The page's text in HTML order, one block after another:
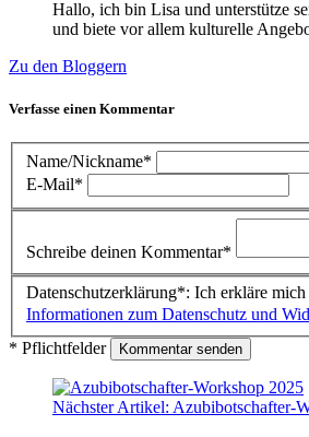
Hallo, ich bin Lisa und unterstütze
und biete vor allem kulturelle
Zu den Bloggern
Verfasse einen Kommentar
Name/Nickname*
E-Mail*
Schreibe deinen Kommentar*
Datenschutzerklärung*: Ich erkläre
Informationen zum Datenschutz und
* Pflichtfelder
Nächster Artikel: Azubibotschafter-